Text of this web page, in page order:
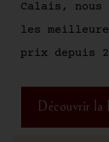
Calais, nous
les
prix depuis
Découvrir la